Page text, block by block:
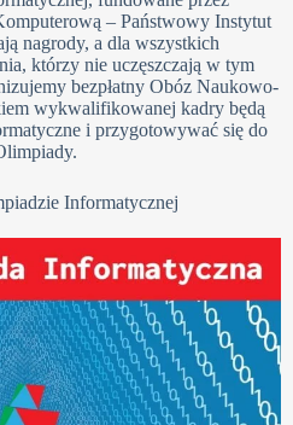
– Państwowy Instytut
nagrody, a dla wszystkich
którzy nie uczęszczają w tym
bezpłatny Obóz Naukowo-
wykwalifikowanej kadry będą
i przygotowywać się do
Informatycznej